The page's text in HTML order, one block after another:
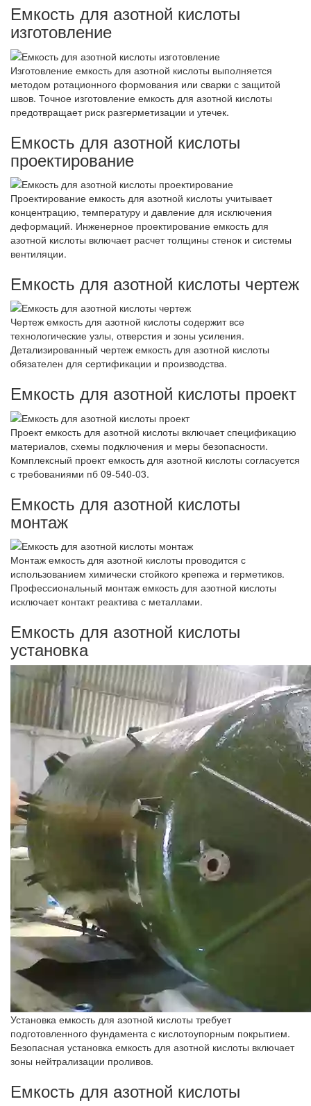
Емкость для азотной кислоты
изготовление
Изготовление емкость для азотной кислоты выполняется
методом ротационного формования или сварки с защитой
швов. Точное изготовление емкость для азотной кислоты
предотвращает риск разгерметизации и утечек.
Емкость для азотной кислоты
проектирование
Проектирование емкость для азотной кислоты учитывает
концентрацию, температуру и давление для исключения
деформаций. Инженерное проектирование емкость для
азотной кислоты включает расчет толщины стенок и системы
вентиляции.
Емкость для азотной кислоты чертеж
Чертеж емкость для азотной кислоты содержит все
технологические узлы, отверстия и зоны усиления.
Детализированный чертеж емкость для азотной кислоты
обязателен для сертификации и производства.
Емкость для азотной кислоты проект
Проект емкость для азотной кислоты включает спецификацию
материалов, схемы подключения и меры безопасности.
Комплексный проект емкость для азотной кислоты согласуется
с требованиями пб 09-540-03.
Емкость для азотной кислоты
монтаж
Монтаж емкость для азотной кислоты проводится с
использованием химически стойкого крепежа и герметиков.
Профессиональный монтаж емкость для азотной кислоты
исключает контакт реактива с металлами.
Емкость для азотной кислоты
установка
Установка емкость для азотной кислоты требует
подготовленного фундамента с кислотоупорным покрытием.
Безопасная установка емкость для азотной кислоты включает
зоны нейтрализации проливов.
Емкость для азотной кислоты